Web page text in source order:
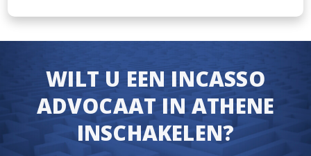
WILT U EEN INCASSO
ADVOCAAT IN ATHENE
INSCHAKELEN?